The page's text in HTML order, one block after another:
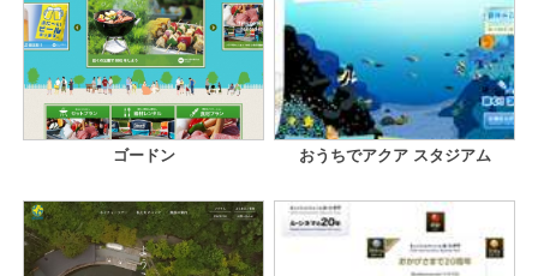
ゴードン おうちでアクア スタジアム